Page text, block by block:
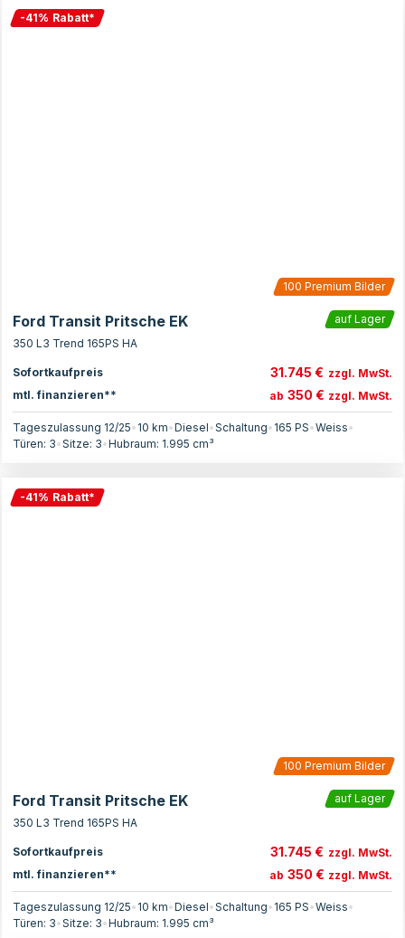
-41% Rabatt*
100 Premium Bilder
Ford Transit Pritsche EK
auf Lager
350 L3 Trend 165PS HA
Sofortkaufpreis 31.745 € zzgl. MwSt.
mtl. finanzieren**
ab 350 € zzgl. MwSt.
Tageszulassung 12/25• 10 km•Diesel•Schaltung• 165 PS•Weiss•
Türen: 3•Sitze: 3•Hubraum: 1.995 cm³
-41% Rabatt*
100 Premium Bilder
Ford Transit Pritsche EK
auf Lager
350 L3 Trend 165PS HA
Sofortkaufpreis 31.745 € zzgl. MwSt.
mtl. finanzieren**
ab 350 € zzgl. MwSt.
Tageszulassung 12/25• 10 km•Diesel•Schaltung• 165 PS•Weiss•
Türen: 3•Sitze: 3•Hubraum: 1.995 cm³